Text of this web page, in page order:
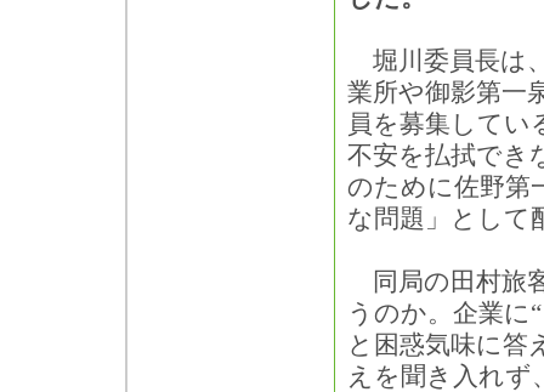
堀川委員長は
業所や御影第一
員を募集して
不安を払拭でき
のために佐野第
な問題」として
同局の田村旅
うのか。企業に
と困惑気味に答
えを聞き入れず